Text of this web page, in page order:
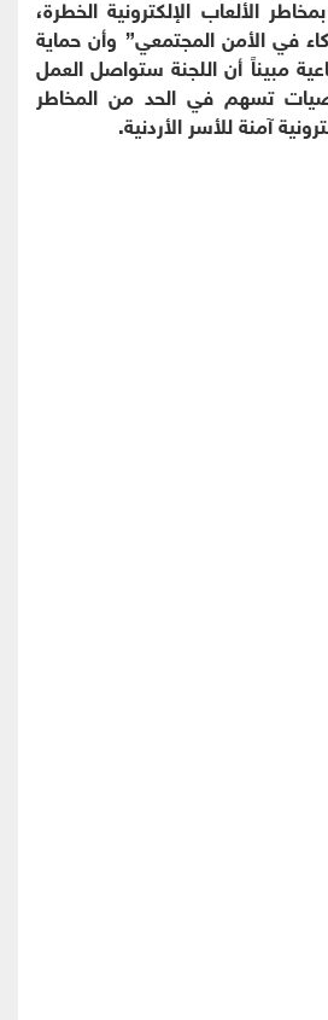
الألعاب الإلكترونية الخطرة،
في الأمن المجتمعي” وأن حماية
مبيناً أن اللجنة ستواصل العمل
تسهم في الحد من المخاطر
آمنة للأسر الأردنية.